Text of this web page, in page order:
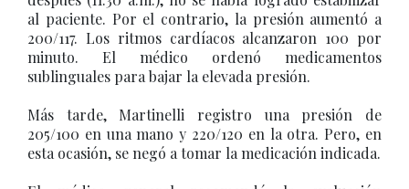
al paciente. Por el contrario, la presión aumentó a
200/117. Los ritmos cardíacos alcanzaron 100 por
minuto. El médico ordenó medicamentos
sublinguales para bajar la elevada presión.
Más tarde, Martinelli registro una presión de
205/100 en una mano y 220/120 en la otra. Pero, en
esta ocasión, se negó a tomar la medicación indicada.